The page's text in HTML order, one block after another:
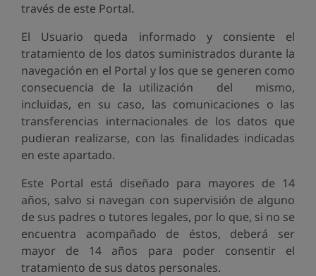
través de este Portal.
El Usuario queda informado y consiente el
tratamiento de los datos suministrados durante la
navegación en el Portal y los que se generen como
consecuencia de la utilización del mismo,
incluidas, en su caso, las comunicaciones o las
transferencias internacionales de los datos que
pudieran realizarse, con las finalidades indicadas
en este apartado.
Este Portal está diseñado para mayores de 14
años, salvo si navegan con supervisión de alguno
de sus padres o tutores legales, por lo que, si no se
encuentra acompañado de éstos, deberá ser
mayor de 14 años para poder consentir el
tratamiento de sus datos personales.